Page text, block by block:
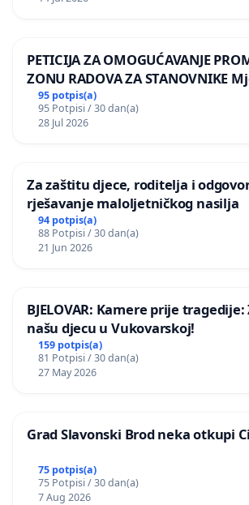
PETICIJA ZA OMOGUĆAVANJE
ZONU RADOVA ZA STANOVNIKE
Kamensko i Lemić Brdo
95 potpis(a)
95 Potpisi / 30 dan(a)
28 Jul 2026
Za zaštitu djece, roditelja i
rješavanje maloljetničkog nasilja
94 potpis(a)
88 Potpisi / 30 dan(a)
21 Jun 2026
BJELOVAR: Kamere prije
našu djecu u Vukovarskoj!
159 potpis(a)
81 Potpisi / 30 dan(a)
27 May 2026
Grad Slavonski Brod neka otkupi
75 potpis(a)
75 Potpisi / 30 dan(a)
7 Aug 2026